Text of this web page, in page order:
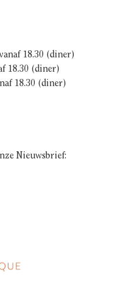
18.30 (diner)
18.30 (diner)
18.30 (diner)
Nieuwsbrief: